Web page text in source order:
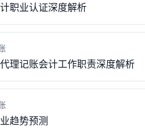
职业认证深度解析
理记账会计工作职责深度解析
趋势预测